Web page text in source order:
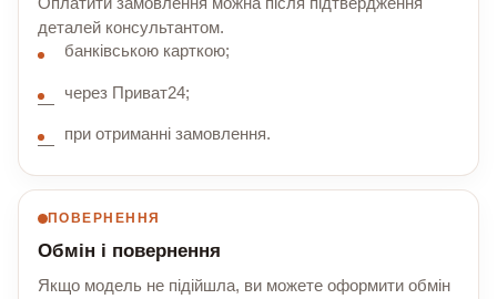
Оплатити замовлення можна після підтвердження
деталей консультантом.
банківською карткою;
через Приват24;
при отриманні замовлення.
ПОВЕРНЕННЯ
Обмін і повернення
Якщо модель не підійшла, ви можете оформити обмін